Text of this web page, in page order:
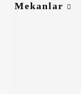
Mekanlar